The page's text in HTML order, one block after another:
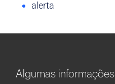
alerta
Algumas informações